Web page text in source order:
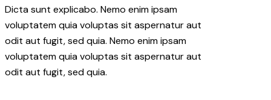
Dicta sunt explicabo. Nemo enim ipsam
voluptatem quia voluptas sit aspernatur aut
odit aut fugit, sed quia. Nemo enim ipsam
voluptatem quia voluptas sit aspernatur aut
odit aut fugit, sed quia.